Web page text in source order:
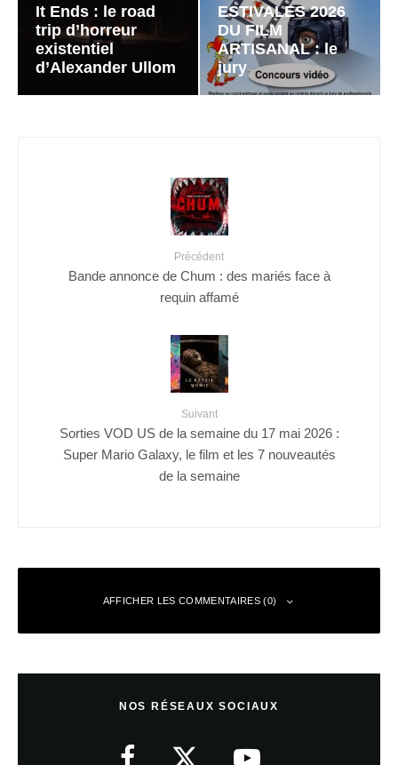
It Ends : le road
trip d’horreur
existentiel
d’Alexander Ullom
ESTIVALES 2026
DU FILM
ARTISANAL : le
jury
Précédent
Bande annonce de Chum : des mariés face à
requin affamé
Suivant
Sorties VOD US de la semaine du 17 mai 2026 :
Super Mario Galaxy, le film et les 7 nouveautés
de la semaine
AFFICHER LES COMMENTAIRES (0)
NOS RÉSEAUX SOCIAUX